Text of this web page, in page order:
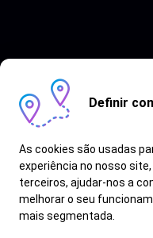
Vagas
Definir
As cookies são usadas
experiência no nosso
terceiros, ajudar-nos a
melhorar o seu
mais segmentada.